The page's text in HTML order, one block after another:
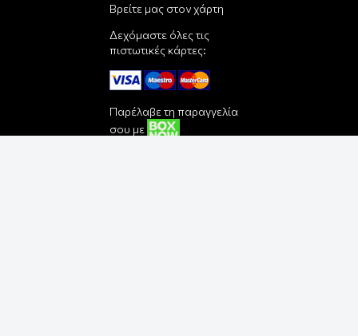
Βρείτε μας στον χάρτη
Δεχόμαστε όλες τις
πιστωτικές κάρτες:
Παρέλαβε τη παραγγελία
σου με